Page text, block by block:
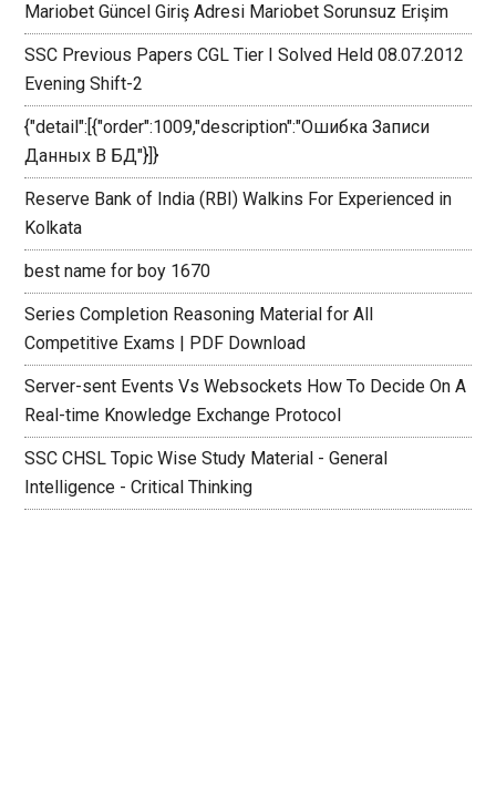
Mariobet Güncel Giriş Adresi Mariobet Sorunsuz Erişim
SSC Previous Papers CGL Tier I Solved Held 08.07.2012
Evening Shift-2
{"detail":[{"order":1009,"description":"Ошибка Записи
Данных В БД"}]}
Reserve Bank of India (RBI) Walkins For Experienced in
Kolkata
best name for boy 1670
Series Completion Reasoning Material for All
Competitive Exams | PDF Download
Server-sent Events Vs Websockets How To Decide On A
Real-time Knowledge Exchange Protocol
SSC CHSL Topic Wise Study Material - General
Intelligence - Critical Thinking